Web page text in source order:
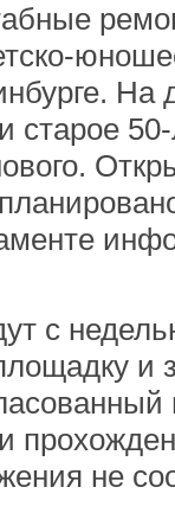
с
и
не